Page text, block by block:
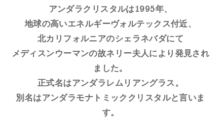
アンダラクリスタルは1995年、
地球の高いエネルギーヴォルテックス付近、
北カリフォルニアのシェラネバダにて
メディスンウーマンの故ネリー夫人により発見され
ました。
正式名はアンダラレムリアングラス。
別名はアンダラモナトミッククリスタルと言いま
す。